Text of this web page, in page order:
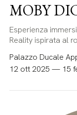
MOBY
Esperienza
Reality ispirata al
Palazzo Ducale
12 ott 2025 — 15